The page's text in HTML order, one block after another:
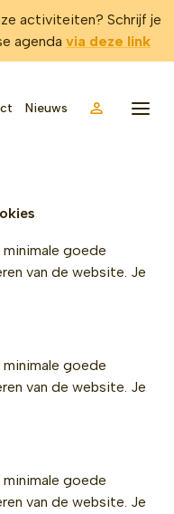
activiteiten? Schrijf je
agenda via deze link
Nieuws AccountMenu
goede
van de website. Je
goede
van de website. Je
goede
van de website. Je